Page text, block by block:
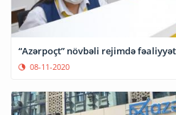
“Azərpoçt” növbəli rejimdə
08-11-2020